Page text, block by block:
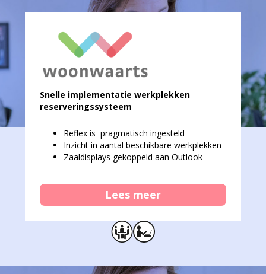
Snelle implementatie werkplekken
reserveringssysteem
Reflex is pragmatisch ingesteld
Inzicht in aantal beschikbare werkplekken
Zaaldisplays gekoppeld aan Outlook
Lees meer